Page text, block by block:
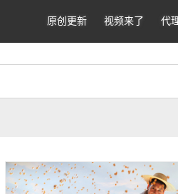
原创更新 视频来了 代